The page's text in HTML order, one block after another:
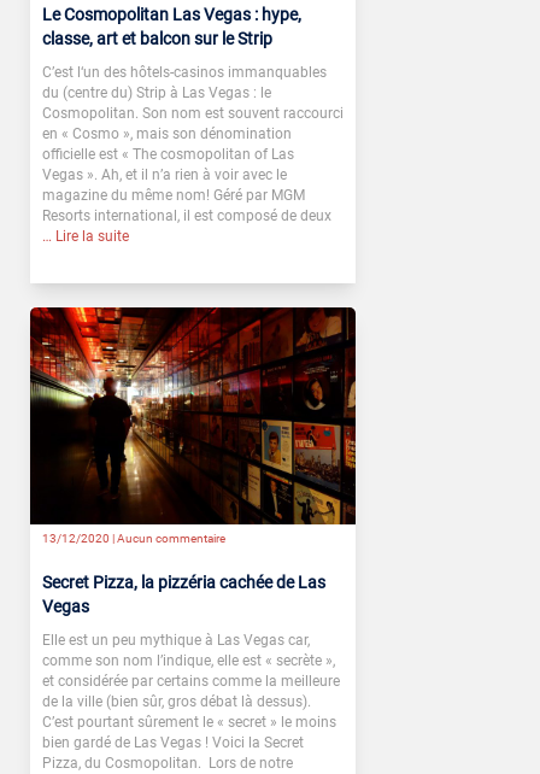
Le Cosmopolitan Las Vegas : hype,
classe, art et balcon sur le Strip
C’est l‘un des hôtels-casinos immanquables
du (centre du) Strip à Las Vegas : le
Cosmopolitan. Son nom est souvent raccourci
en « Cosmo », mais son dénomination
officielle est « The cosmopolitan of Las
Vegas ». Ah, et il n’a rien à voir avec le
magazine du même nom! Géré par MGM
Resorts international, il est composé de deux
… Lire la suite
13/12/2020 |Aucun commentaire
Secret Pizza, la pizzéria cachée de Las
Vegas
Elle est un peu mythique à Las Vegas car,
comme son nom l’indique, elle est « secrète »,
et considérée par certains comme la meilleure
de la ville (bien sûr, gros débat là dessus).
C’est pourtant sûrement le « secret » le moins
bien gardé de Las Vegas ! Voici la Secret
Pizza, du Cosmopolitan. Lors de notre